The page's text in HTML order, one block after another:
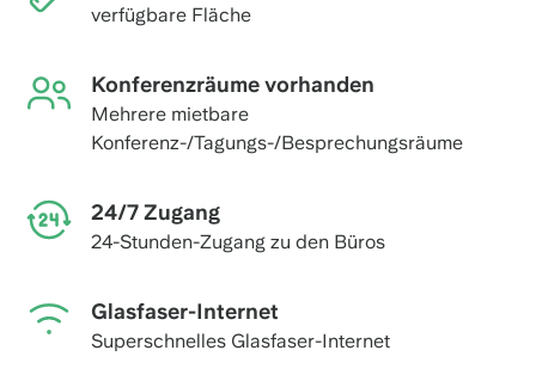
verfügbare Fläche
Konferenzräume vorhanden
Mehrere mietbare
Konferenz-/Tagungs-/Besprechungsräume
24/7 Zugang
24-Stunden-Zugang zu den Büros
Glasfaser-Internet
Superschnelles Glasfaser-Internet